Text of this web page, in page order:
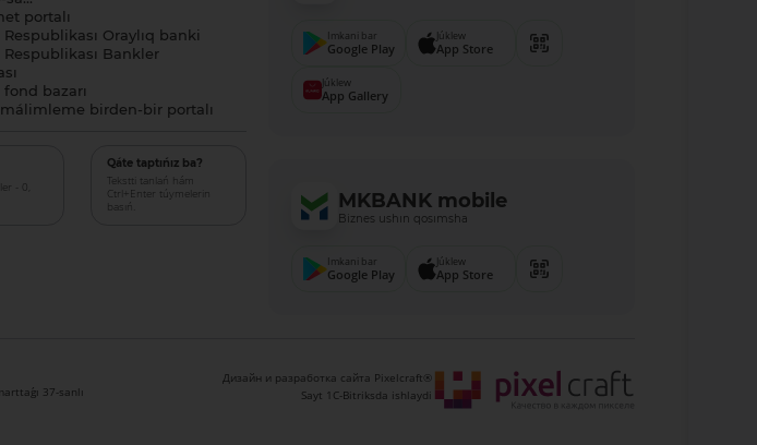
portalı
Oraylıq banki
Bankler
bazarı
birden-bir portalı
- 0,
Qáte taptıńız ba?
Tekstti tanlań hám
Ctrl+Enter túymelerin
basıń.
Imkani bar
Google Play
Júklew
App Store
Júklew
App Gallery
MKBANK mobile
Biznes ushın qosımsha
Imkani bar
Google Play
Júklew
App Store
37-sanlı
Дизайн и разработка сайта Pixelcraft®
Sayt 1C-Bitriksda ishlaydi